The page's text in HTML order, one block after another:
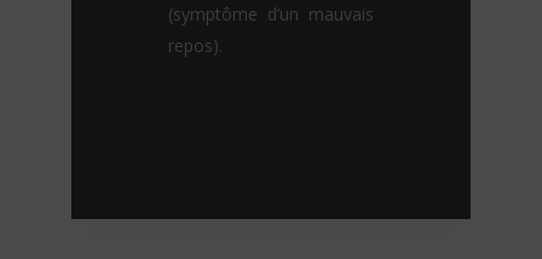
(symptôme d’un mauvais
repos).